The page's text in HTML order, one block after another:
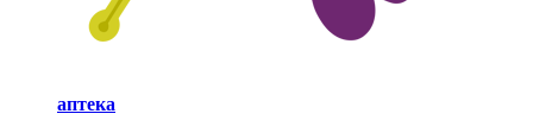
аптека